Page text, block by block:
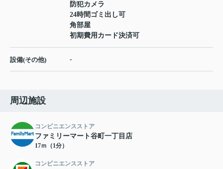
防犯カメラ
24時間ゴミ出し可
角部屋
初期費用カード決済可
設備(その他) -
周辺施設
コンビニエンスストア
ファミリーマート谷町一丁目店
17ｍ（1分）
コンビニエンスストア